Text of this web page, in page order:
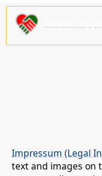
Impressum (Legal
text and images on